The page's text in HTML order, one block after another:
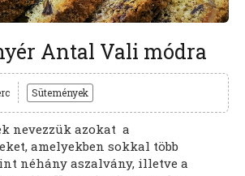
Antal Vali módra
Sütemények
nevezzük azokat a
amelyekben sokkal több
néhány aszalvány, illetve a